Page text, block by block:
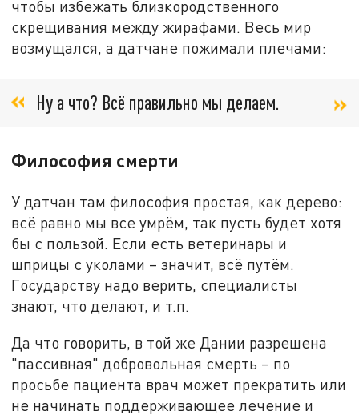
чтобы избежать близкородственного
скрещивания между жирафами. Весь мир
возмущался, а датчане пожимали плечами:
Ну а что? Всё правильно мы делаем.
Философия смерти
У датчан там философия простая, как дерево:
всё равно мы все умрём, так пусть будет хотя
бы с пользой. Если есть ветеринары и
шприцы с уколами – значит, всё путём.
Государству надо верить, специалисты
знают, что делают, и т.п.
Да что говорить, в той же Дании разрешена
"пассивная" добровольная смерть – по
просьбе пациента врач может прекратить или
не начинать поддерживающее лечение и